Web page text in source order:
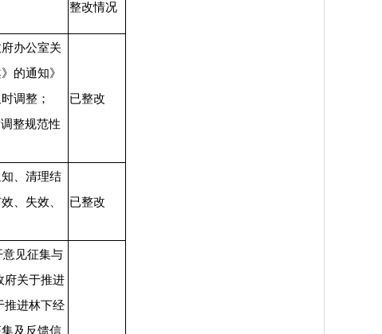
整改情况
办公室关
的通知》
调整；
整规范性
已整改
、清理结
、失效、
已整改
意见征集与
府关于推进
推进林下经
及反馈信